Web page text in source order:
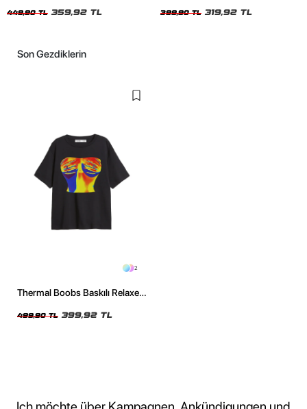
449,90 TL 359,92 TL 399,90 TL 319,92 TL
Son Gezdiklerin
2
Thermal Boobs Baskılı Relaxed
499,90 TL 399,92 TL